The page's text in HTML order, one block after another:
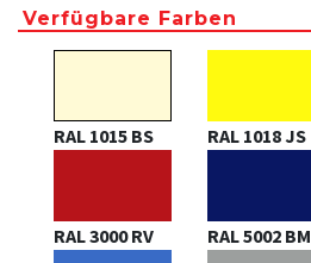
Verfügbare Farben
RAL 1015 BS RAL 1018 JS
RAL 3000 RV RAL 5002 BM